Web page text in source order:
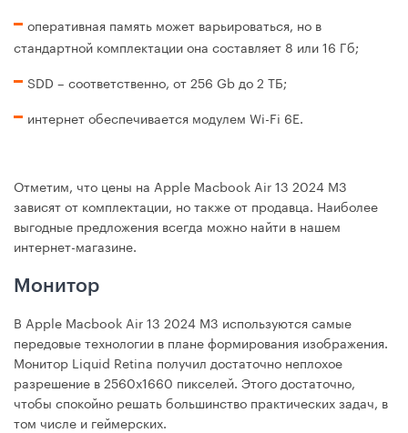
оперативная память может варьироваться, но в
стандартной комплектации она составляет 8 или 16 Гб;
SDD – соответственно, от 256 Gb до 2 ТБ;
интернет обеспечивается модулем Wi-Fi 6E.
Отметим, что цены на Apple Macbook Air 13 2024 M3
зависят от комплектации, но также от продавца. Наиболее
выгодные предложения всегда можно найти в нашем
интернет-магазине.
Монитор
В Apple Macbook Air 13 2024 M3 используются самые
передовые технологии в плане формирования изображения.
Монитор Liquid Retina получил достаточно неплохое
разрешение в 2560х1660 пикселей. Этого достаточно,
чтобы спокойно решать большинство практических задач, в
том числе и геймерских.